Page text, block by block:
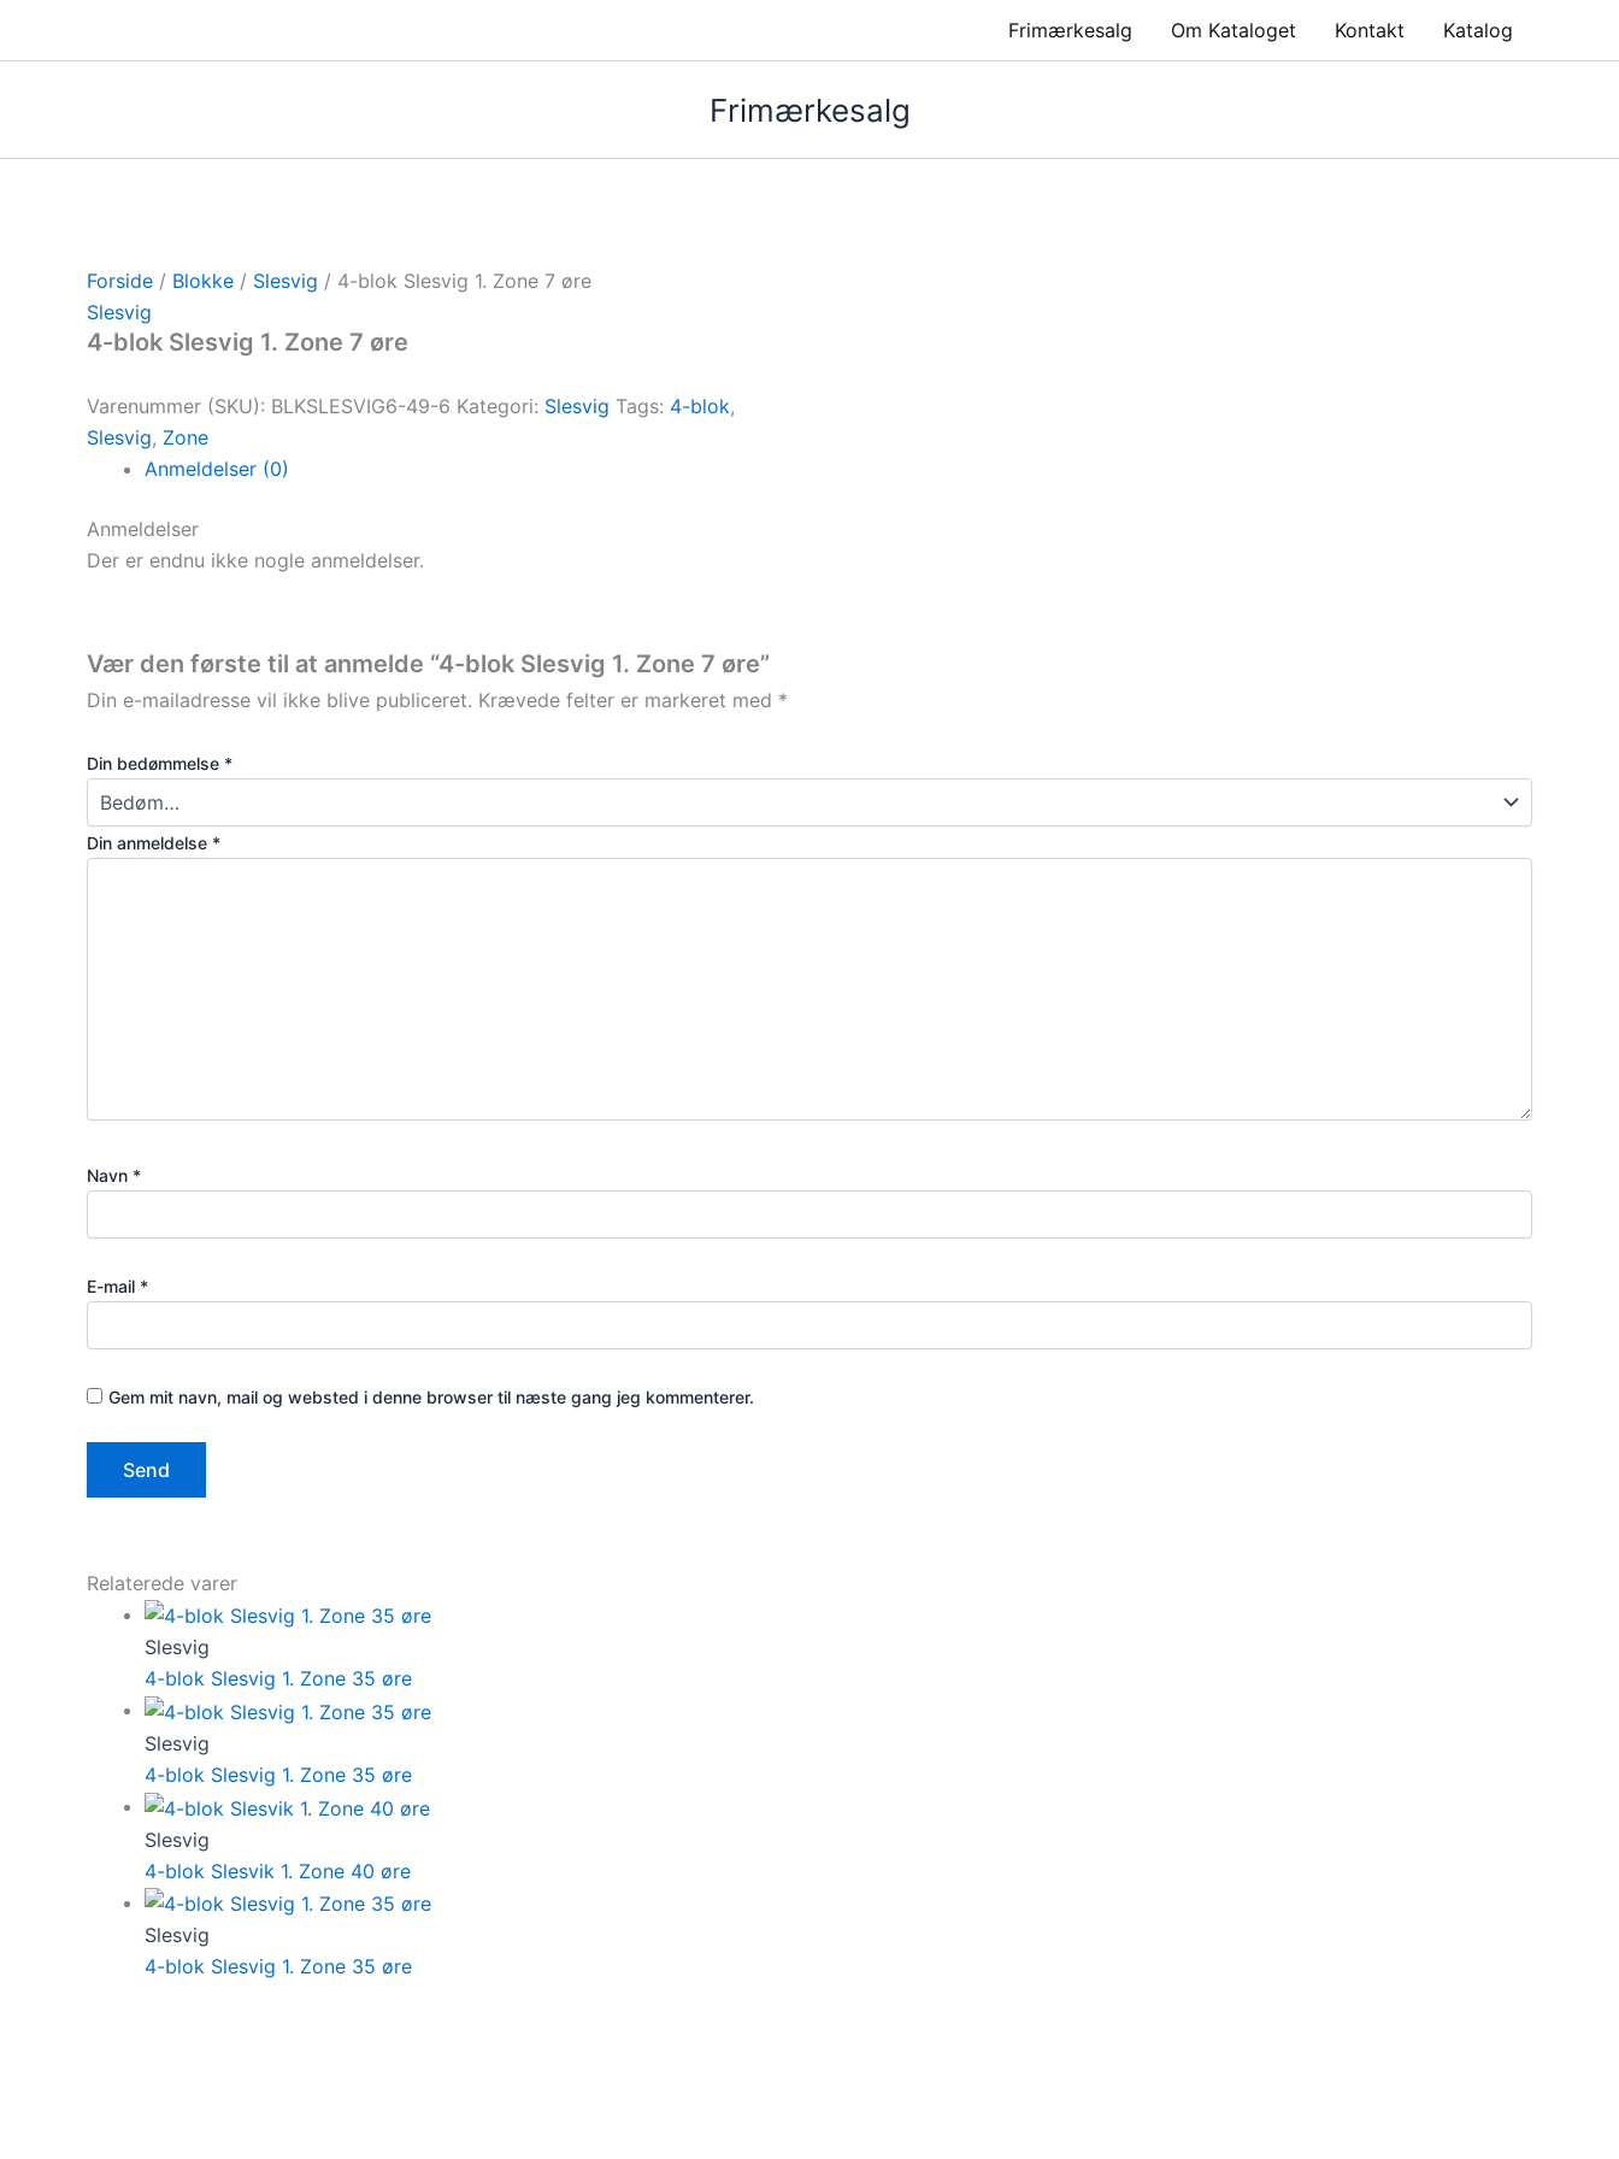
Frimærkesalg Om Kataloget Kontakt Katalog
Frimærkesalg
Forside / Blokke / Slesvig / 4-blok Slesvig 1. Zone 7 øre
Slesvig
4-blok Slesvig 1. Zone 7 øre
Varenummer (SKU): BLKSLESVIG6-49-6 Kategori: Slesvig Tags: 4-blok,
Slesvig, Zone
Anmeldelser (0)
Anmeldelser
Der er endnu ikke nogle anmeldelser.
Vær den første til at anmelde “4-blok Slesvig 1. Zone 7 øre”
Din e-mailadresse vil ikke blive publiceret. Krævede felter er markeret med *
Din bedømmelse *
Din anmeldelse *
Navn *
E-mail *
Gem mit navn, mail og websted i denne browser til næste gang jeg kommenterer.
Relaterede varer
Slesvig
4-blok Slesvig 1. Zone 35 øre
Slesvig
4-blok Slesvig 1. Zone 35 øre
Slesvig
4-blok Slesvik 1. Zone 40 øre
Slesvig
4-blok Slesvig 1. Zone 35 øre